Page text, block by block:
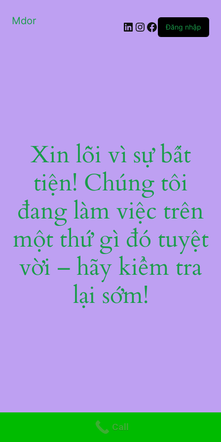
Mdor LinkedIn
Instagram
Facebook
Đăng nhập
Xin lỗi vì sự bất
tiện! Chúng tôi
đang làm việc trên
một thứ gì đó tuyệt
vời – hãy kiểm tra
lại sớm!
Call